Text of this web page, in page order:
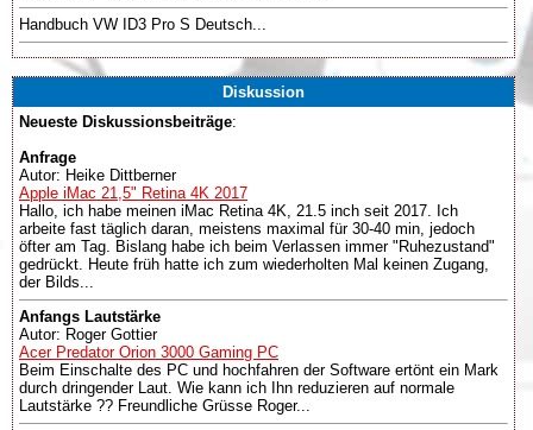
Handbuch VW ID3 Pro S Deutsch...
Diskussion
Neueste Diskussionsbeiträge:
Anfrage
Autor: Heike Dittberner
Apple iMac 21,5" Retina 4K 2017
Hallo, ich habe meinen iMac Retina 4K, 21.5 inch seit 2017. Ich
arbeite fast täglich daran, meistens maximal für 30-40 min, jedoch
öfter am Tag. Bislang habe ich beim Verlassen immer "Ruhezustand"
gedrückt. Heute früh hatte ich zum wiederholten Mal keinen Zugang,
der Bilds...
Anfangs Lautstärke
Autor: Roger Gottier
Acer Predator Orion 3000 Gaming PC
Beim Einschalte des PC und hochfahren der Software ertönt ein Mark
durch dringender Laut. Wie kann ich Ihn reduzieren auf normale
Lautstärke ?? Freundliche Grüsse Roger...